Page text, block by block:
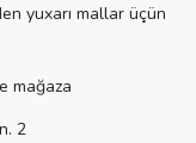
yuxarı mallar üçün
mağaza
2